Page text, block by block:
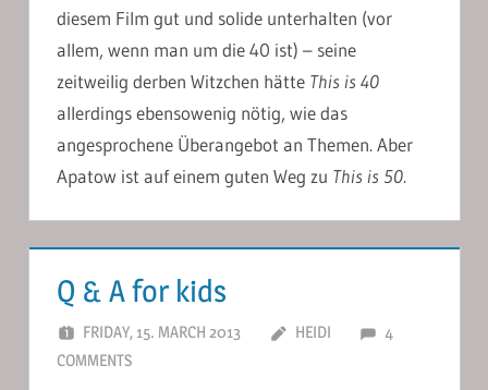
diesem Film gut und solide unterhalten (vor
allem, wenn man um die 40 ist) – seine
zeitweilig derben Witzchen hätte This is 40
allerdings ebensowenig nötig, wie das
angesprochene Überangebot an Themen. Aber
Apatow ist auf einem guten Weg zu This is 50.
Q & A for kids
FRIDAY, 15. MARCH 2013 HEIDI
4
COMMENTS